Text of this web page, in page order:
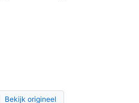
Bekijk origineel